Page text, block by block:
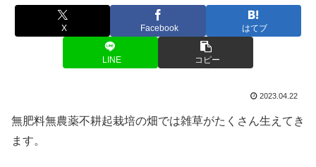
X Facebook はてブ
LINE コピー
2023.04.22
無肥料無農薬不耕起栽培の畑では雑草がたくさん生えてき
ます。